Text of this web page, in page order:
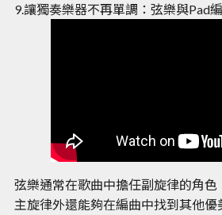
9.讓獨奏樂器不再單調：弦樂與Pad
弦樂通常在歌曲中擔任副旋律的角色
主旋律外還能夠在編曲中找到其他